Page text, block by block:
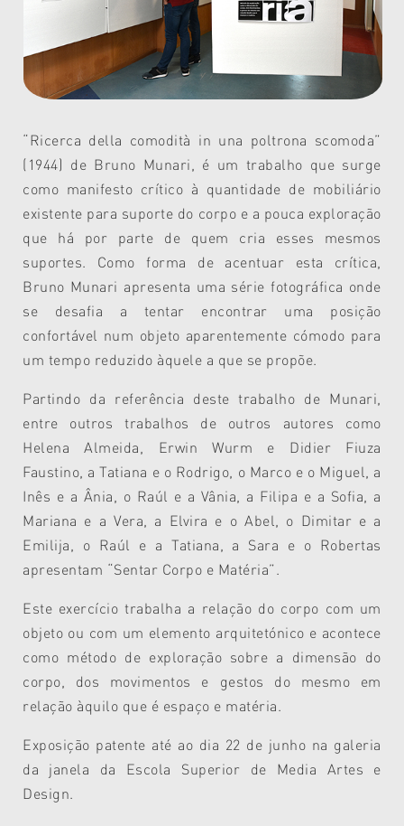
“Ricerca della comodità in una poltrona scomoda”
(1944) de Bruno Munari, é um trabalho que surge
como manifesto crítico à quantidade de mobiliário
existente para suporte do corpo e a pouca exploração
que há por parte de quem cria esses mesmos
suportes. Como forma de acentuar esta crítica,
Bruno Munari apresenta uma série fotográfica onde
se desafia a tentar encontrar uma posição
confortável num objeto aparentemente cómodo para
um tempo reduzido àquele a que se propõe.
Partindo da referência deste trabalho de Munari,
entre outros trabalhos de outros autores como
Helena Almeida, Erwin Wurm e Didier Fiuza
Faustino, a Tatiana e o Rodrigo, o Marco e o Miguel, a
Inês e a Ânia, o Raúl e a Vânia, a Filipa e a Sofia, a
Mariana e a Vera, a Elvira e o Abel, o Dimitar e a
Emilija, o Raúl e a Tatiana, a Sara e o Robertas
apresentam “Sentar Corpo e Matéria”.
Este exercício trabalha a relação do corpo com um
objeto ou com um elemento arquitetónico e acontece
como método de exploração sobre a dimensão do
corpo, dos movimentos e gestos do mesmo em
relação àquilo que é espaço e matéria.
Exposição patente até ao dia 22 de junho na galeria
da janela da Escola Superior de Media Artes e
Design.